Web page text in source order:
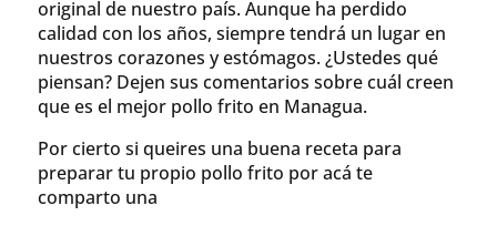
original de nuestro país. Aunque ha perdido
calidad con los años, siempre tendrá un lugar en
nuestros corazones y estómagos. ¿Ustedes qué
piensan? Dejen sus comentarios sobre cuál creen
que es el mejor pollo frito en Managua.
Por cierto si queires una buena receta para
preparar tu propio pollo frito por acá te
comparto una